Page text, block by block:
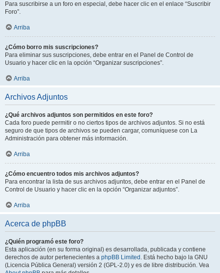
Para suscribirse a un foro en especial, debe hacer clic en el enlace “Suscribir
Foro”.
Arriba
¿Cómo borro mis suscripciones?
Para eliminar sus suscripciones, debe entrar en el Panel de Control de
Usuario y hacer clic en la opción “Organizar suscripciones”.
Arriba
Archivos Adjuntos
¿Qué archivos adjuntos son permitidos en este foro?
Cada foro puede permitir o no ciertos tipos de archivos adjuntos. Si no está
seguro de que tipos de archivos se pueden cargar, comuníquese con La
Administración para obtener más información.
Arriba
¿Cómo encuentro todos mis archivos adjuntos?
Para encontrar la lista de sus archivos adjuntos, debe entrar en el Panel de
Control de Usuario y hacer clic en la opción “Organizar adjuntos”.
Arriba
Acerca de phpBB
¿Quién programó este foro?
Esta aplicación (en su forma original) es desarrollada, publicada y contiene
derechos de autor pertenecientes a phpBB Limited . Está hecho bajo la GNU
(Licencia Pública General) versión 2 (GPL-2.0) y es de libre distribución. Vea